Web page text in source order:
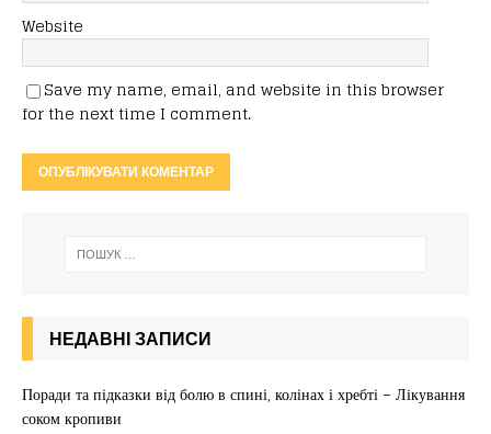
Website
Save my name, email, and website in this browser
for the next time I comment.
НЕДАВНІ ЗАПИСИ
Поради та підказки від болю в спині, колінах і хребті – Лікування
соком кропиви